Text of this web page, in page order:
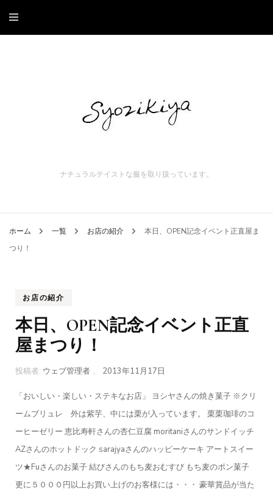
ナチュラルテイストな服を取り扱っています。
ホーム 一覧 お店の紹介
本日、OPEN記念イベント正直屋ま
つり！
お店の紹介
本日、OPEN記念イベント正直
屋まつり！
投稿者: ウェブ管理者 、 2013年11月17日
「おいしい・楽しい・ステキなお店」 ヨシヤさんの焼き菓子 ※クリ
ームブリュレ 外は紫芋、中には栗が入っています。 栗栗珈琲のコ
ーヒーゼリー 恵比寿軒さんの杏仁豆腐 moritaniさんのサンドイッチ
AZさんのホットドック sarajyaさんのハッピーケーキ アートスイー
ツ★Fuさんのお菓子 結びさんのもち麦おむすび もち麦のポン菓子
更に５０００円以上お買い上げのお客様には・・・ 豪華賞品が当た